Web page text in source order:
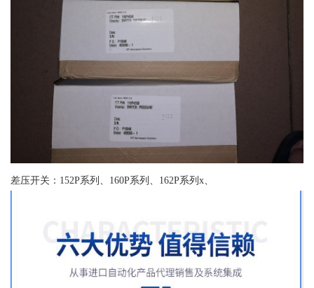
差压开关：152P系列、160P系列、162P系列x、